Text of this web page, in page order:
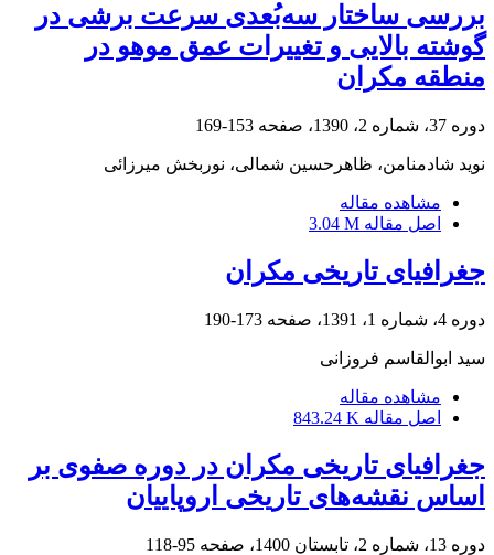
بررسی ساختار سه‌بُعدی سرعت برشی در
گوشته بالایی و تغییرات عمق موهو در
منطقه مکران
دوره 37، شماره 2، 1390، صفحه 153-169
نوید شادمنامن، ظاهرحسین شمالی، نوربخش میرزائی
مشاهده مقاله
اصل مقاله 3.04 M
جغرافیای تاریخی مکران
دوره 4، شماره 1، 1391، صفحه 173-190
سید ابوالقاسم فروزانی
مشاهده مقاله
اصل مقاله 843.24 K
جغرافیای تاریخی مکران در دوره صفوی بر
اساس نقشه‌های تاریخی اروپاییان
دوره 13، شماره 2، تابستان 1400، صفحه 95-118